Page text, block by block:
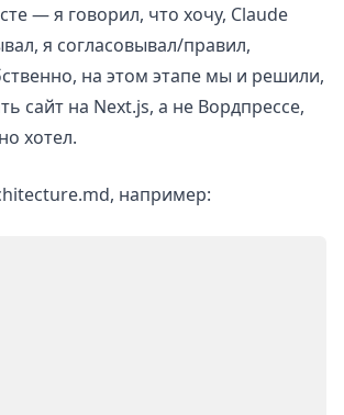
— я говорил, что хочу, Claude
я согласовывал/правил,
на этом этапе мы и решили,
сайт на Next.js, а не Вордпрессе,
хотел.
например: